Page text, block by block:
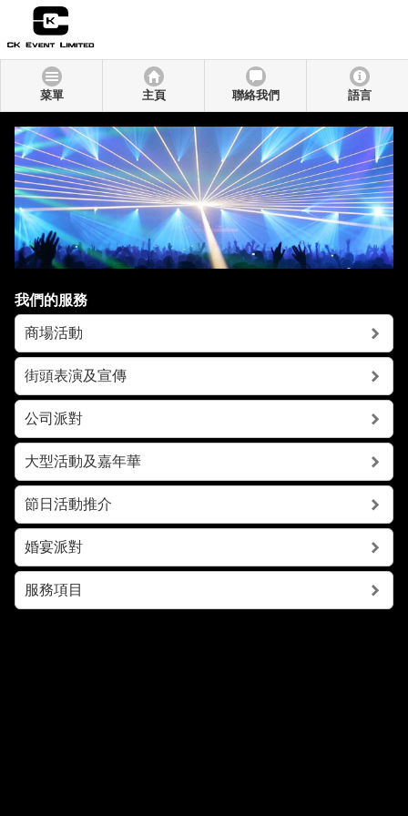
菜單 主頁 聯絡我們 語言
我們的服務
商場活動
街頭表演及宣傳
公司派對
大型活動及嘉年華
節日活動推介
婚宴派對
服務項目